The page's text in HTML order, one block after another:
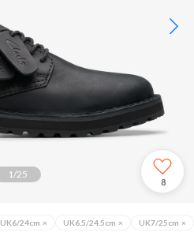
1/25
8
UK6/24cm × UK6.5/24.5cm × UK7/25cm ×